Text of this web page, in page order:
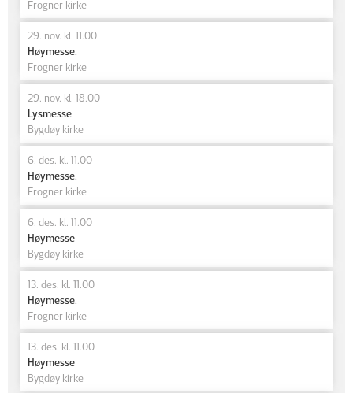
Frogner kirke
29. nov. kl. 11.00
Høymesse.
Frogner kirke
29. nov. kl. 18.00
Lysmesse
Bygdøy kirke
6. des. kl. 11.00
Høymesse.
Frogner kirke
6. des. kl. 11.00
Høymesse
Bygdøy kirke
13. des. kl. 11.00
Høymesse.
Frogner kirke
13. des. kl. 11.00
Høymesse
Bygdøy kirke